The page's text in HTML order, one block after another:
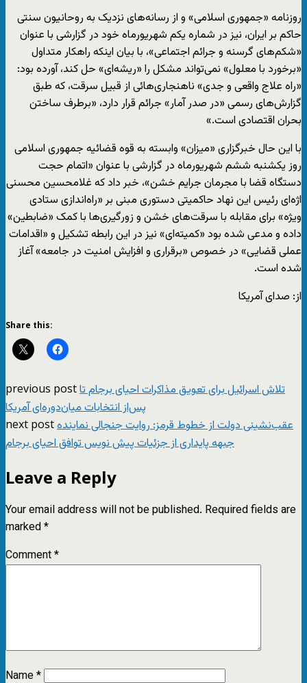
روزنامه «جمهوری اسلامی»‌ و از رسانه‌های نزدیک به روحانیون سنتی
حاکم بر ایران، نیز در شماره یکم شهریورماه خود در گزارشی با عنوان
«شکم‌های گرسنه و جرائم اجتماعی»، با بیان اینکه راهکار متداول
«برخورد با معلول» نمی‌تواند مشکل را «ریشه‌ای» حل کند، آورده بود:
«راه علاج واقعی و جدی» ناهنجاری‌هائی از قبیل سرقت، که طبق
گزارش‌های رسمی «در صدر آمار» جرائم قرار دارد، «برطرف ساختن
بحران اقتصادی است.»
با این حال خبرگزاری «میزان» وابسته به قوه قضائیه جمهوری اسلامی
روز یکشنبه ششم شهریورماه در گزارشی با عنوان «اتمام حجت
دستگاه قضا با مجرمان جرایم خشن»، خبر داد که غلامحسین محسنی
اژه‌ای رئیس این نهاد حاکمیتی دستوری مبنی بر «راه‌اندازی ستادی
ویژه» برای مقابله با سرقت‌های خشن و زورگیری‌ها با کمک «ضابطین»
داده و مدعی شده بود «کمیته‌ای» نیز در این رابطه تشکیل و «اقدامات
عملی قضایی» در خصوص «برقراری و افزایش امنیت در جامعه» آغاز
شده است.
از: صدای آمریکا
Share this:
previous postتلاش اسرائیل برای تعویق مذاکرات احیای برجام تا
پس‌از انتخابات میان‌دوره‌ای آمریکا
next postعقب‌نشینی دولت از خطوط قرمز: روایت جنجالی نماینده
جبهه پایداری از جزئیات پیش نویس توافق احیای برجام
Leave a Reply
Your email address will not be published. Required fields are
marked*
Comment*
Name*